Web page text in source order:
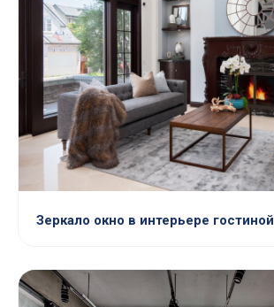
Зеркало окно в интерьере гостиной